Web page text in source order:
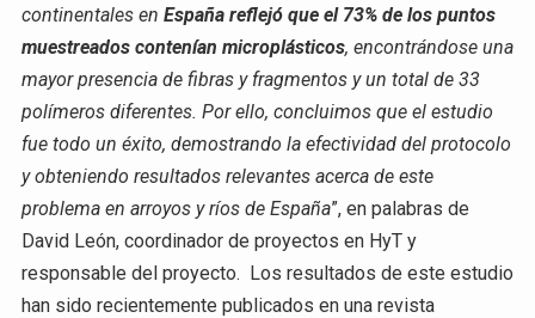
continentales en España reflejó que el 73% de los puntos
muestreados contenían microplásticos, encontrándose una
mayor presencia de fibras y fragmentos y un total de 33
polímeros diferentes. Por ello, concluimos que el estudio
fue todo un éxito, demostrando la efectividad del protocolo
y obteniendo resultados relevantes acerca de este
problema en arroyos y ríos de España”, en palabras de
David León, coordinador de proyectos en HyT y
responsable del proyecto. Los resultados de este estudio
han sido recientemente publicados en una revista